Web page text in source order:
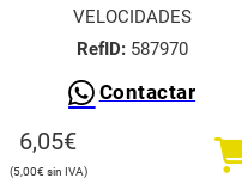
VELOCIDADES
RefID:587970
Contactar
6,05€
5,00€